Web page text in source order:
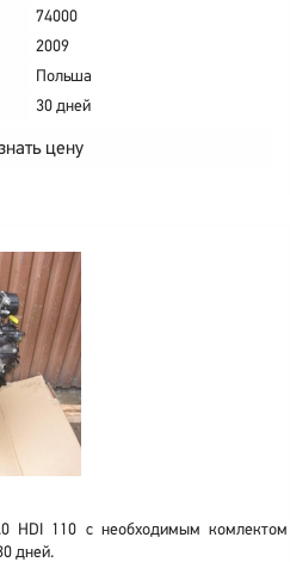
74000
2009
Польша
30 дней
цену
HDI 110 с необходимым комлектом
дней.